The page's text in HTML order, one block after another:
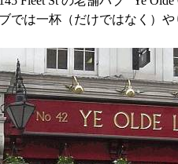
では一杯（だけではなく）や